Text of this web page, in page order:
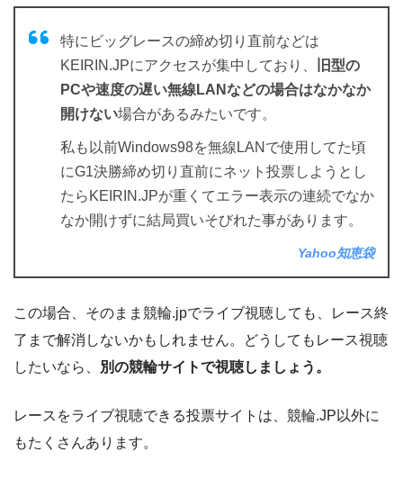
特にビッグレースの締め切り直前などは
KEIRIN.JPにアクセスが集中しており、
旧型の
PCや速度の遅い無線LANなどの場合はなかなか
開けない場合があるみたいです。
私も以前Windows98を無線LANで使用してた頃
にG1決勝締め切り直前にネット投票しようとし
たらKEIRIN.JPが重くてエラー表示の連続でなか
なか開けずに結局買いそびれた事があります。
Yahoo知恵袋
この場合、そのまま競輪.jpでライブ視聴しても、レース終
了まで解消しないかもしれません。どうしてもレース視聴
したいなら、
別の競輪サイトで視聴しましょう。
レースをライブ視聴できる投票サイトは、競輪.JP以外に
もたくさんあります。